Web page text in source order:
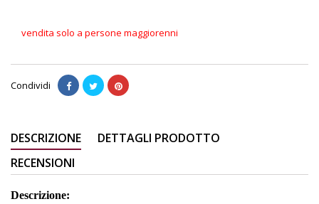
vendita solo a persone maggiorenni
Condividi
DESCRIZIONE
DETTAGLI PRODOTTO
RECENSIONI
Descrizione: